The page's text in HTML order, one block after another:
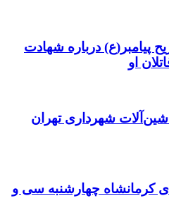
پیامبر(ع) درباره شهادت
او
ماشین‌آلات شهرداری تهران
کرمانشاه چهارشنبه سی و